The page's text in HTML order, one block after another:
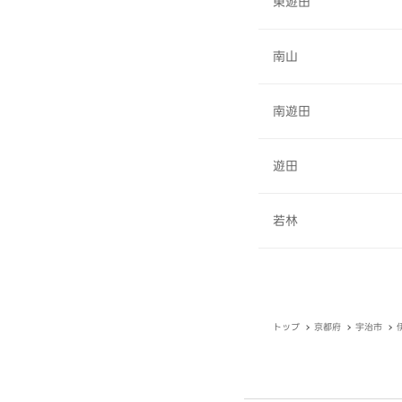
南山
南遊田
遊田
若林
トップ 京都府 宇治市